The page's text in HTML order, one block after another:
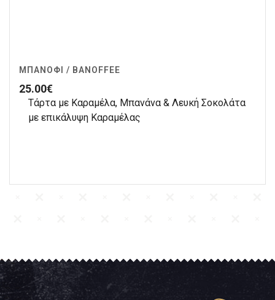
ΜΠΑΝΌΦΙ / BANOFFEE
25.00€
Τάρτα με Kαραμέλα, Mπανάνα & Λευκή Σοκολάτα
με επικάλυψη Καραμέλας